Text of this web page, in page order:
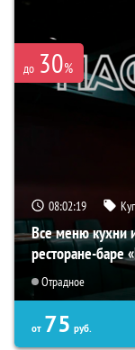
до 30%
08:02:18
Все меню кухни
ресторане-баре
Отрадное
от 75 руб.